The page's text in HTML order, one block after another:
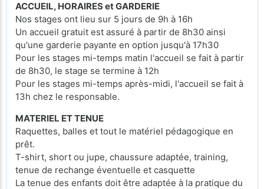
ACCUEIL, HORAIRES et GARDERIE
Nos stages ont lieu sur 5 jours de 9h à 16h
Un accueil gratuit est assuré à partir de 8h30 ainsi
qu'une garderie payante en option jusqu'à 17h30
Pour les stages mi-temps matin l'accueil se fait à partir
de 8h30, le stage se termine à 12h
Pour les stages mi-temps après-midi, l'accueil se fait à
13h chez le responsable.
MATERIEL ET TENUE
Raquettes, balles et tout le matériel pédagogique en
prêt.
T-shirt, short ou jupe, chaussure adaptée, training,
tenue de rechange éventuelle et casquette
La tenue des enfants doit être adaptée à la pratique du